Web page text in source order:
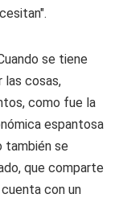
se tiene
las cosas,
como fue la
espantosa
también se
que comparte
con un